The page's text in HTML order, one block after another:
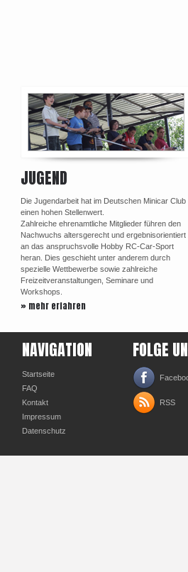
JUGEND
Die Jugendarbeit hat im Deutschen Minicar Club
einen hohen Stellenwert.
Zahlreiche ehrenamtliche Mitglieder führen den
Nachwuchs altersgerecht und ergebnisorientiert
an das anspruchsvolle Hobby RC-Car-Sport
heran. Dies geschieht unter anderem durch
spezielle Wettbewerbe sowie zahlreiche
Freizeitveranstaltungen, Seminare und
Workshops.
» mehr erfahren
NAVIGATION
Startseite
FAQ
Kontakt
Impressum
Datenschutz
FOLGE
RSS